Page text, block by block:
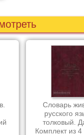
Словарь
русского
толковый.
Комплект из 4